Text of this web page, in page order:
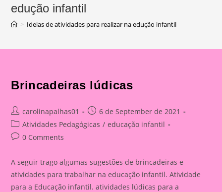
edução infantil
> Ideias de atividades para realizar na edução infantil
Brincadeiras lúdicas
Post
author:
carolinapalhas01
Post
published:
6 de September de 2021
Post
category:
Atividades Pedagógicas / educação infantil
Post0 Comments
A seguir trago algumas sugestões de brincadeiras e
atividades para trabalhar na educação infantil. Atividade
para a Educação infantil. atividades lúdicas para a